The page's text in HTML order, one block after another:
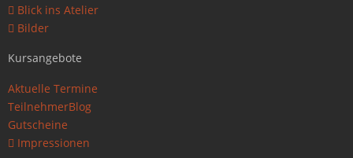
Blick ins Atelier
Bilder
Kursangebote
Aktuelle Termine
TeilnehmerBlog
Gutscheine
Impressionen